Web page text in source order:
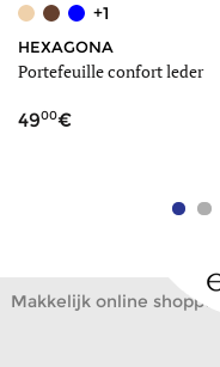
+1
HEXAGONA
Portefeuille confort leder
4900
Makkelijk online shoppen